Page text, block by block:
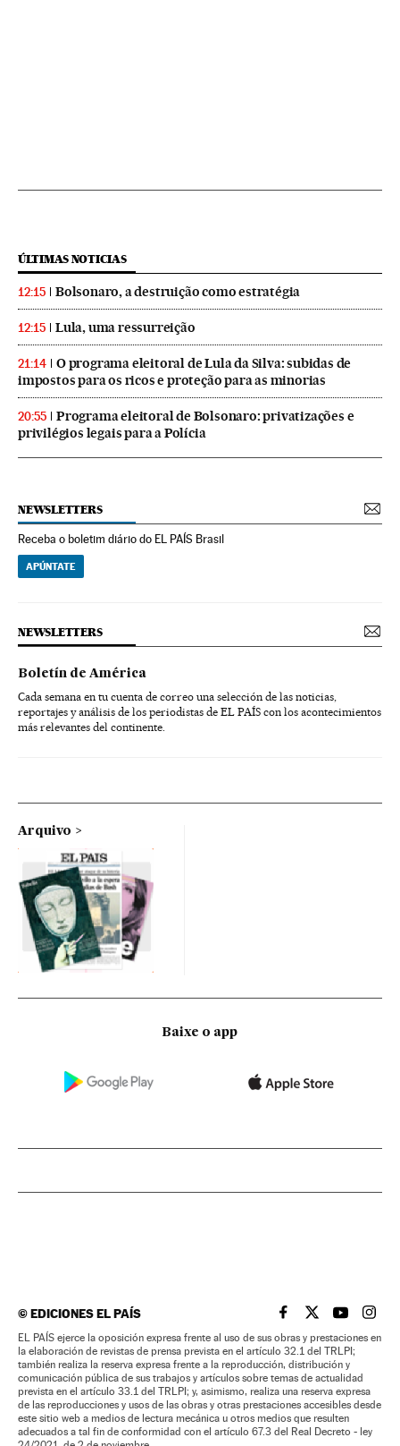
ÚLTIMAS NOTICIAS
12:15 Bolsonaro, a destruição como estratégia
12:15 Lula, uma ressurreição
21:14
O programa eleitoral de Lula da Silva: subidas de
impostos para os ricos e proteção para as minorias
20:55
Programa eleitoral de Bolsonaro: privatizações e
privilégios legais para a Polícia
NEWSLETTERS
Receba o boletim diário do EL PAÍS Brasil
APÚNTATE
NEWSLETTERS
Boletín de América
Cada semana en tu cuenta de correo una selección de las noticias,
reportajes y análisis de los periodistas de EL PAÍS con los acontecimientos
más relevantes del continente.
Arquivo
Baixe o app
©EDICIONES EL PAÍS EL PAÍS BRASIL EN
EL PAÍSEL PAÍS
EL
EL PAÍS ejerce la oposición expresa frente al uso de sus obras y prestaciones en
la elaboración de revistas de prensa prevista en el artículo 32.1 del TRLPI;
también realiza la reserva expresa frente a la reproducción, distribución y
comunicación pública de sus trabajos y artículos sobre temas de actualidad
prevista en el artículo 33.1 del TRLPI; y, asimismo, realiza una reserva expresa
de las reproducciones y usos de las obras y otras prestaciones accesibles desde
este sitio web a medios de lectura mecánica u otros medios que resulten
adecuados a tal fin de conformidad con el artículo 67.3 del Real Decreto - ley